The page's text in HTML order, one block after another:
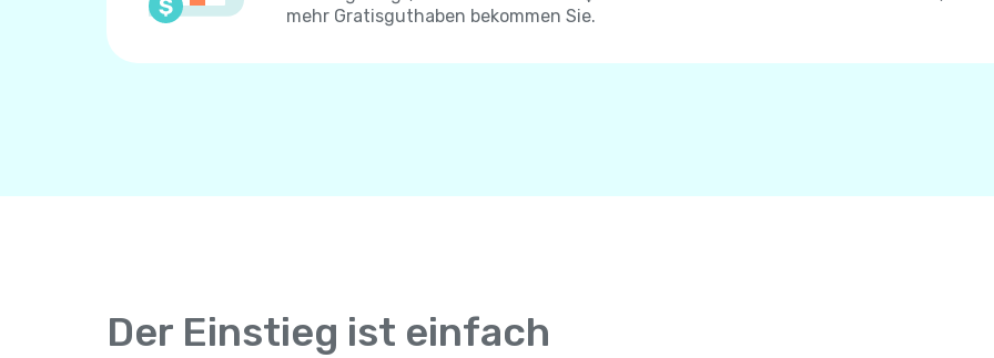
mehr Gratisguthaben bekommen Sie.
Der Einstieg ist einfach